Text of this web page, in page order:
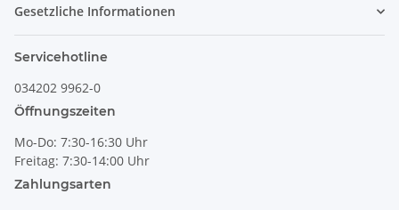
Gesetzliche Informationen
Servicehotline
034202 9962-0
Öffnungszeiten
Mo-Do: 7:30-16:30 Uhr
Freitag: 7:30-14:00 Uhr
Zahlungsarten